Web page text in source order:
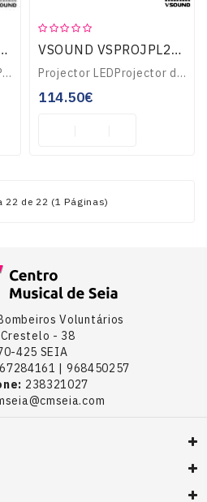
Projector LEDProjector PAR c/ 18 LEDS RGB e Laser6 LEDS, Verdes, 6x Vermelhos e 6 AzuisLaser FIREFLY RG (Verde e Vermelho)Vermelho @ 100mW, Verde @ 30mWOperação..
VSOUND VSPROJPL27A
Projector LEDProjector de Luz com 7 LEDS 15W RGBAW DMX VSOUND VSPROJPL27AProjector c/ LED RGBWA e efeitos de controloLEDs: 7 LEDs c/ 15W potência RGBWASom activ..
114.50€
22 de 22 (1 Páginas)
Voluntários
- 38
425 SEIA
| 968450257
238321027